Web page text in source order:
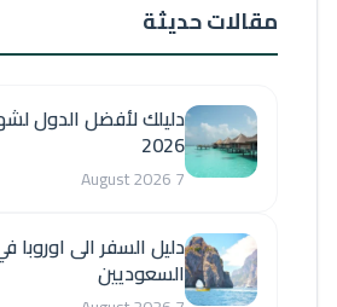
مقالات حديثة
دليلك لأفضل الدول لشهر
2026
7 August 2026
دليل السفر الى اوروبا في
السعوديين